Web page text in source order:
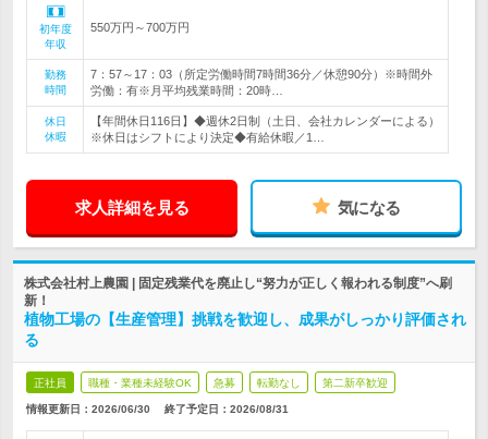
初年度
年収
550万円～700万円
勤務
時間
7：57～17：03（所定労働時間7時間36分／休憩90分）※時間外
労働：有※月平均残業時間：20時…
休日
休暇
【年間休日116日】◆週休2日制（土日、会社カレンダーによる）
※休日はシフトにより決定◆有給休暇／1…
求人詳細を見る 気になる
株式会社村上農園 | 固定残業代を廃止し“努力が正しく報われる制度”へ刷
新！
植物工場の【生産管理】挑戦を歓迎し、成果がしっかり評価され
る
正社員 職種・業種未経験OK 急募 転勤なし 第二新卒歓迎
情報更新日：2026/06/30 終了予定日： 2026/08/31